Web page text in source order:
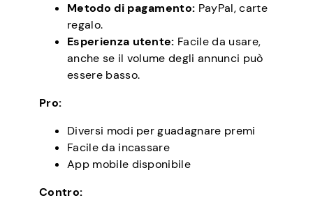
Metodo di pagamento: PayPal, carte
regalo.
Esperienza utente: Facile da usare,
anche se il volume degli annunci può
essere basso.
Pro:
Diversi modi per guadagnare premi
Facile da incassare
App mobile disponibile
Contro: